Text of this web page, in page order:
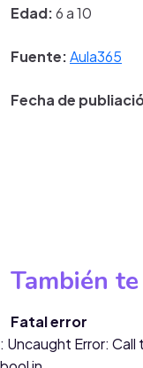
Edad:6 a 10
Fuente:Aula365
Fecha de
También
Fatal error
: Uncaught Error: